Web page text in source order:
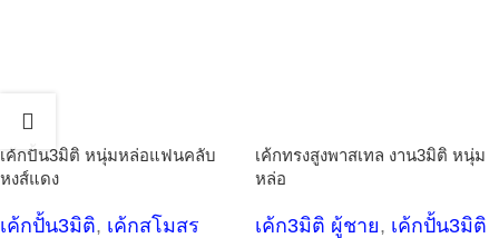
เค้กปั้น3มิติ หนุ่มหล่อแฟนคลับ
หงส์แดง
เค้กปั้น3มิติ, เค้กสโมสร
เค้กทรงสูงพาสเทล งาน3มิติ หนุ่ม
หล่อ
เค้ก3มิติ ผู้ชาย, เค้กปั้น3มิติ